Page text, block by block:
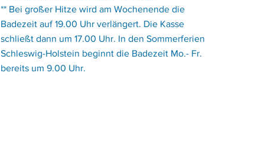
** Bei großer Hitze wird am Wochenende die
Badezeit auf 19.00 Uhr verlängert. Die Kasse
schließt dann um 17.00 Uhr. In den Sommerferien
Schleswig-Holstein beginnt die Badezeit Mo.- Fr.
bereits um 9.00 Uhr.